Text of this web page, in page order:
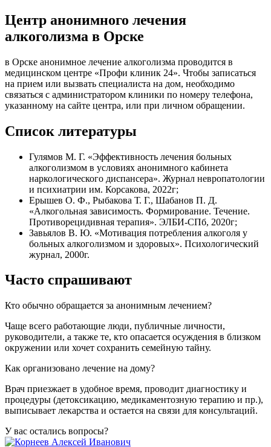
Центр анонимного лечения
алкоголизма в Орске
в Орске анонимное лечение алкоголизма проводится в
медицинском центре «Профи клиник 24». Чтобы записаться
на прием или вызвать специалиста на дом, необходимо
связаться с администратором клиники по номеру телефона,
указанному на сайте центра, или при личном обращении.
Список литературы
Гулямов М. Г. «Эффективность лечения больных
алкоголизмом в условиях анонимного кабинета
наркологического диспансера». Журнал невропатологии
и психиатрии им. Корсакова, 2022г;
Ерышев О. Ф., Рыбакова Т. Г., Шабанов П. Д.
«Алкогольная зависимость. Формирование. Течение.
Противорецидивная терапия». ЭЛБИ-СПб, 2020г;
Завьялов В. Ю. «Мотивация потребления алкоголя у
больных алкоголизмом и здоровых». Психологический
журнал, 2000г.
Часто спрашивают
Кто обычно обращается за анонимным лечением?
Чаще всего работающие люди, публичные личности,
руководители, а также те, кто опасается осуждения в близком
окружении или хочет сохранить семейную тайну.
Как организовано лечение на дому?
Врач приезжает в удобное время, проводит диагностику и
процедуры (детоксикацию, медикаментозную терапию и пр.),
выписывает лекарства и остается на связи для консультаций.
У вас остались вопросы?